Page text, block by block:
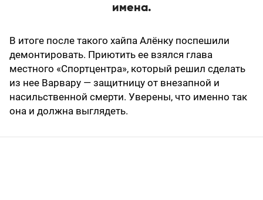
имена.
В итоге после такого хайпа Алёнку поспешили
демонтировать. Приютить ее взялся глава
местного «Спортцентра», который решил сделать
из нее Варвару — защитницу от внезапной и
насильственной смерти. Уверены, что именно так
она и должна выглядеть.